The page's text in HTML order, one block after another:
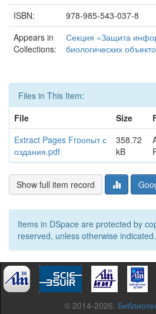
ISBN:
978-985-543-037-8
Appears in
Collections:
Секция «Защита
биологических
Files in This Item:
File
Size
Extract Pages Froопыт с
оздания.pdf
358.72
kB
Show full item record
Items in DSpace are protected by
reserved, unless otherwise indicated.
© 2014-2026,